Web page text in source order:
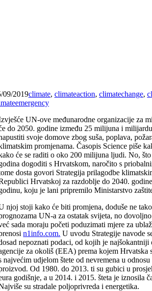
09/2019climate, climateaction, climatechange,
UN-ove međunarodne organizacije za
do 2050. godine između 25 milijuna i
svoje domove zbog suša, poplava,
promjenama. Časopis Science piše
će se raditi o oko 200 milijuna ljudi. No, što
dogoditi s Hrvatskom, naročito s
dosta govori Strategija prilagodbe
Hrvatskoj za razdoblje do 2040.
koju je lani pripremilo Ministarstvo
njoj stoji kako će biti promjena, doduše ne
UN-a za ostatak svijeta, no
sada moraju početi poduzimati mjere za
n1info.com. U uvodu Strategije navode
nepoznati podaci, od kojih je najšokantniji
za okoliš (EEA) prema kojem Hrvatska
najvećim udjelom štete od nevremena u
Od 1980. do 2013. ti su gubici u
godišnje, a u 2014. i 2015. šteta je iznosila
su stradale poljoprivreda i energetika.